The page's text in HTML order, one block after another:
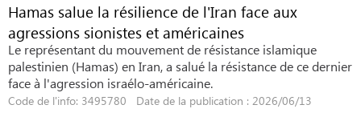
Hamas salue la résilience de l'Iran face aux
agressions sionistes et américaines
Le représentant du mouvement de résistance islamique
palestinien (Hamas) en Iran, a salué la résistance de ce dernier
face à l'agression israélo-américaine.
Code de l'info: 3495780 Date de la publication : 2026/06/13